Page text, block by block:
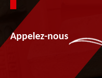
Appelez-nous